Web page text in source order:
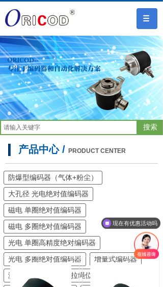
搜索
产品中心 / PRODUCT CENTER
防爆型编码器（气体+粉尘）
大孔径 光电绝对值编码器
磁电 单圈绝对值编码器
磁电 多圈绝对值编码器
光电 单圈高精度绝对编码器
光电 多圈绝对值编码器
增量式编码器
测速专用编码器
拉绳位移传感器
现在有优惠活动吗